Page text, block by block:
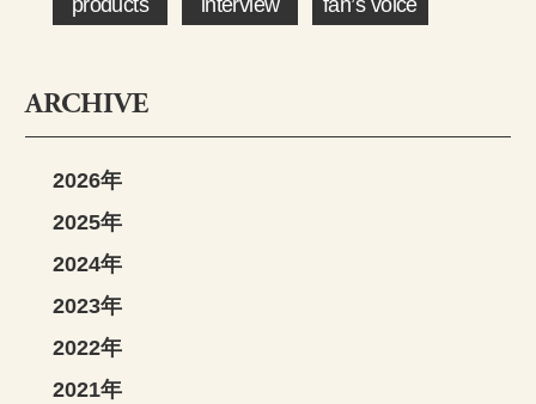
ARCHIVE
2026年
2025年
2024年
2023年
2022年
2021年